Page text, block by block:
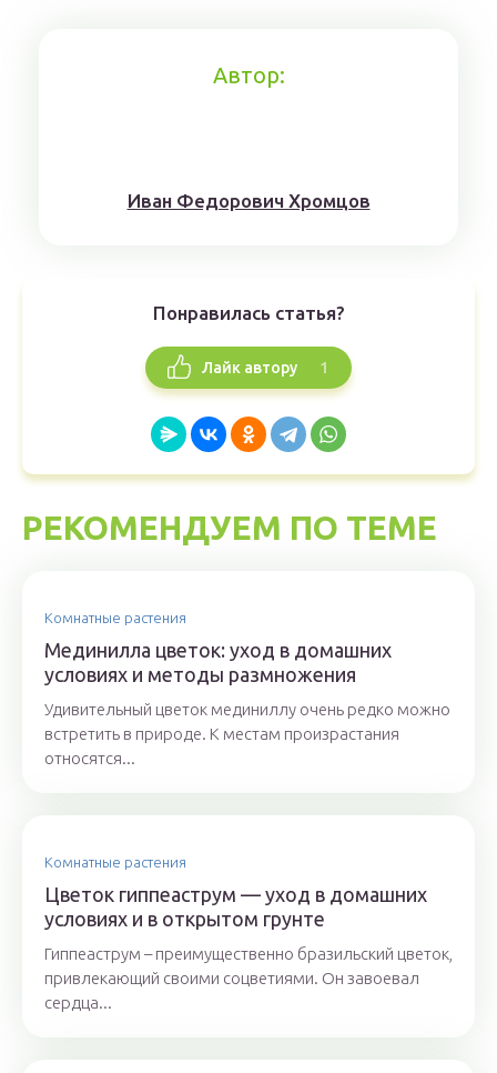
Автор:
Иван Федорович Хромцов
Понравилась статья?
Лайк автору 1
РЕКОМЕНДУЕМ ПО ТЕМЕ
Комнатные растения
Мединилла цветок: уход в домашних
условиях и методы размножения
Удивительный цветок мединиллу очень редко можно
встретить в природе. К местам произрастания
относятся...
Комнатные растения
Цветок гиппеаструм — уход в домашних
условиях и в открытом грунте
Гиппеаструм – преимущественно бразильский цветок,
привлекающий своими соцветиями. Он завоевал
сердца...